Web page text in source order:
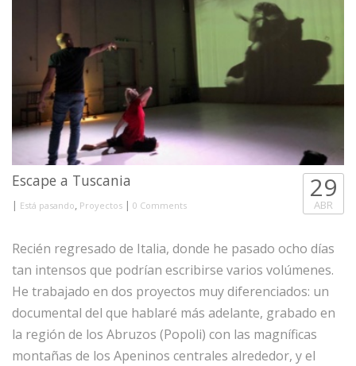
Escape a Tuscania
| Está pasando, Proyectos | 0 Comments
29
ABR
Recién regresado de Italia, donde he pasado ocho días
tan intensos que podrían escribirse varios volúmenes.
He trabajado en dos proyectos muy diferenciados: un
documental del que hablaré más adelante, grabado en
la región de los Abruzos (Popoli) con las magníficas
montañas de los Apeninos centrales alrededor, y el